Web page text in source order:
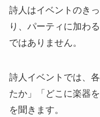
詩人はイベントのき
り、パーティに加わ
ではありません。
詩人イベントでは、
たか」「どこに楽器
を聞きます。